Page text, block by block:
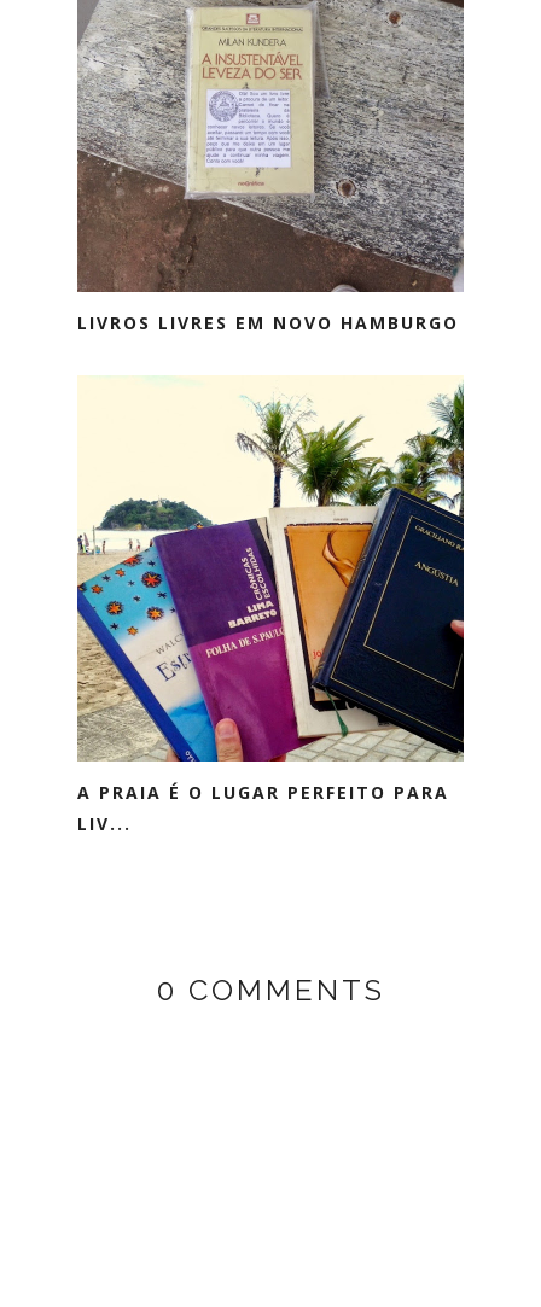
LIVROS LIVRES EM NOVO HAMBURGO
A PRAIA É O LUGAR PERFEITO PARA
LIV...
0 COMMENTS